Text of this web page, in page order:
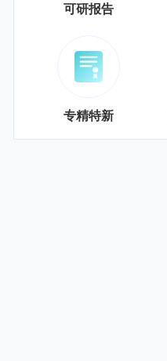
可研报告
专精特新